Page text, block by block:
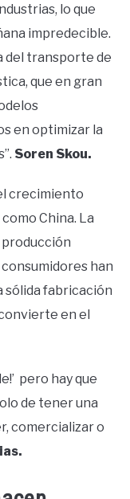
lo que
impredecible.
del transporte de
que en gran
en optimizar la
Soren Skou.
crecimiento
China. La
producción
han
sólida fabricación
en el
pero hay que
de tener una
comercializar o